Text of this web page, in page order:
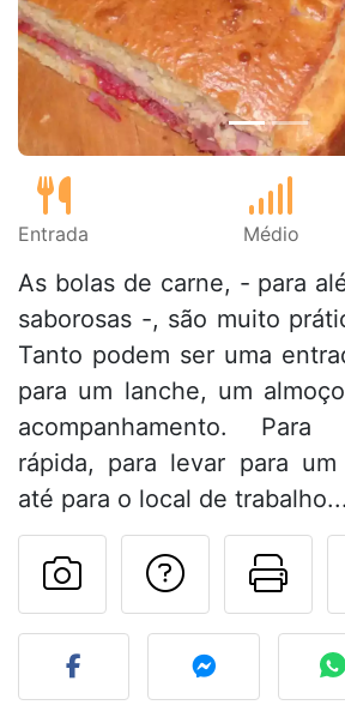
Entrada Médio
As bolas de carne, - para
saborosas -, são muito
Tanto podem ser uma
para um lanche, um
acompanhamento.
rápida, para levar para
até para o local de trabalho...
Falar
Fez esta